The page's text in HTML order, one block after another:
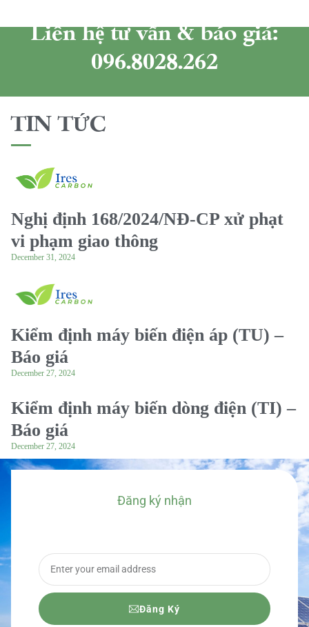
Liên hệ tư vấn & báo giá:
096.8028.262
TIN TỨC
Nghị định 168/2024/NĐ-CP xử phạt
vi phạm giao thông
December 31, 2024
Kiểm định máy biến điện áp (TU) –
Báo giá
December 27, 2024
Kiểm định máy biến dòng điện (TI) –
Báo giá
December 27, 2024
Đăng ký nhận
Đăng Ký